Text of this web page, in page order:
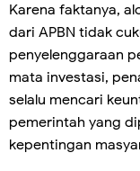
Karena faktanya,
dari APBN tidak
penyelenggaraan
mata investasi,
selalu mencari
pemerintah yang
kepentingan